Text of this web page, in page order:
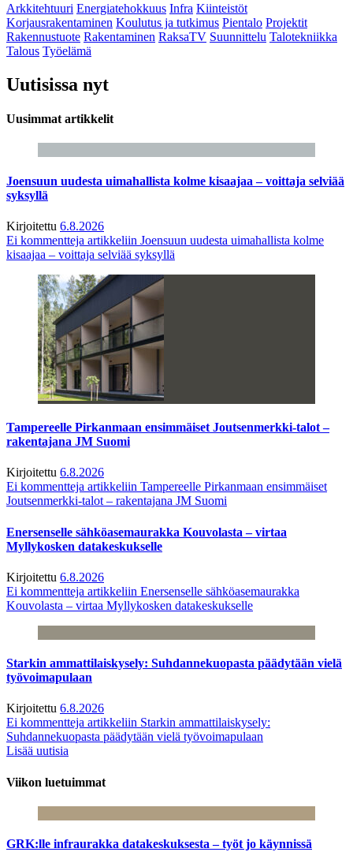
Arkkitehtuuri Energiatehokkuus Infra Kiinteistöt
Korjausrakentaminen Koulutus ja tutkimus Pientalo Projektit
Rakennustuote Rakentaminen RaksaTV Suunnittelu Talotekniikka
Talous Työelämä
Uutisissa nyt
Uusimmat artikkelit
Joensuun uudesta uimahallista kolme kisaajaa – voittaja selviää
syksyllä
Kirjoitettu 6.8.2026
Ei kommentteja artikkeliin Joensuun uudesta uimahallista kolme
kisaajaa – voittaja selviää syksyllä
Tampereelle Pirkanmaan ensimmäiset Joutsenmerkki-talot –
rakentajana JM Suomi
Kirjoitettu 6.8.2026
Ei kommentteja artikkeliin Tampereelle Pirkanmaan ensimmäiset
Joutsenmerkki-talot – rakentajana JM Suomi
Enersenselle sähköasemaurakka Kouvolasta – virtaa
Myllykosken datakeskukselle
Kirjoitettu 6.8.2026
Ei kommentteja artikkeliin Enersenselle sähköasemaurakka
Kouvolasta – virtaa Myllykosken datakeskukselle
Starkin ammattilaiskysely: Suhdannekuopasta päädytään vielä
työvoimapulaan
Kirjoitettu 6.8.2026
Ei kommentteja artikkeliin Starkin ammattilaiskysely:
Suhdannekuopasta päädytään vielä työvoimapulaan
Lisää uutisia
Viikon luetuimmat
GRK:lle infraurakka datakeskuksesta – työt jo käynnissä